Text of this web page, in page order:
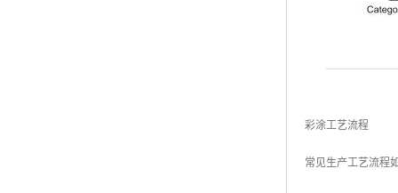
彩涂工艺流程
常见生产工艺流程